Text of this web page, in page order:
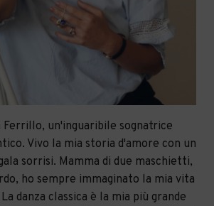
Ferrillo, un'inguaribile sognatrice
Vivo la mia storia d'amore con un
sorrisi. Mamma di due maschietti,
ho sempre immaginato la mia vita
danza classica è la mia più grande